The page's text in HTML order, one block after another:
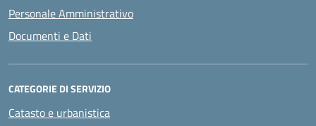
Personale Amministrativo
Documenti e Dati
CATEGORIE DI SERVIZIO
Catasto e urbanistica